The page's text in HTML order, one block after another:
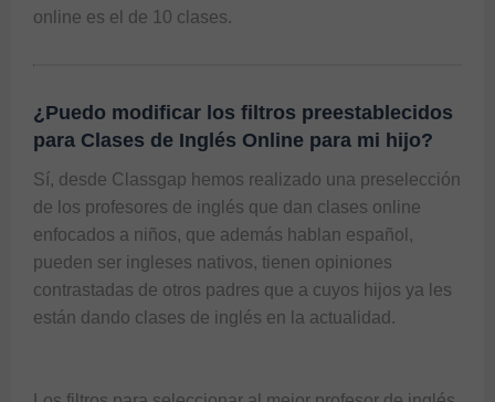
online es el de 10 clases.
¿Puedo modificar los filtros preestablecidos
para Clases de Inglés Online para mi hijo?
Sí, desde Classgap hemos realizado una preselección
de los profesores de inglés que dan clases online
enfocados a niños, que además hablan español,
pueden ser ingleses nativos, tienen opiniones
contrastadas de otros padres que a cuyos hijos ya les